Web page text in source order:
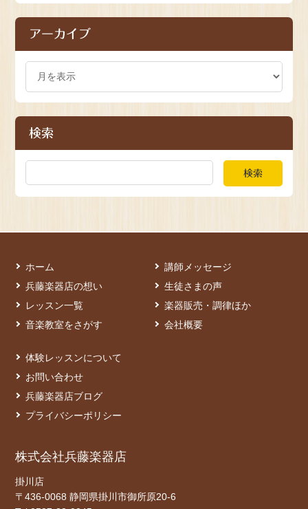
アーカイブ
検索
検索
株式会社兵藤楽器店
掛川店
〒436-0068 静岡県掛川市御所原20-6
ホーム
兵藤楽器店の想い
レッスン一覧
音楽教室をさがす
講師メッセージ
生徒さまの声
楽器販売・調律ほか
会社概要
体験レッスンについて
お問い合わせ
兵藤楽器店ブログ
プライバシーポリシー